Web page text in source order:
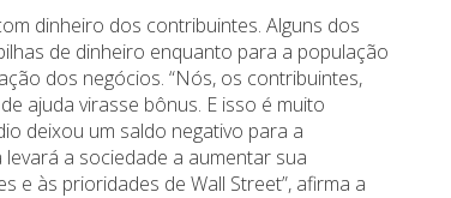
dinheiro dos contribuintes. Alguns dos
de dinheiro enquanto para a população
dos negócios. “Nós, os contribuintes,
ajuda virasse bônus. E isso é muito
deixou um saldo negativo para a
a sociedade a aumentar sua
às prioridades de Wall Street”, afirma a